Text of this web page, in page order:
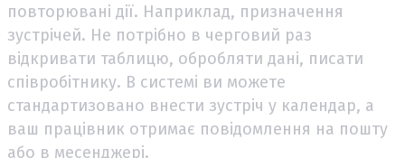
повторювані дії. Наприклад, призначення
зустрічей. Не потрібно в черговий раз
відкривати таблицю, обробляти дані, писати
співробітнику. В системі ви можете
стандартизовано внести зустріч у календар, а
ваш працівник отримає повідомлення на пошту
або в месенджері.